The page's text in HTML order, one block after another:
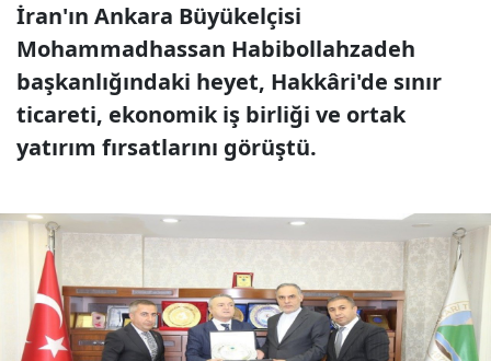
İran'ın Ankara Büyükelçisi
Mohammadhassan Habibollahzadeh
başkanlığındaki heyet, Hakkâri'de sınır
ticareti, ekonomik iş birliği ve ortak
yatırım fırsatlarını görüştü.